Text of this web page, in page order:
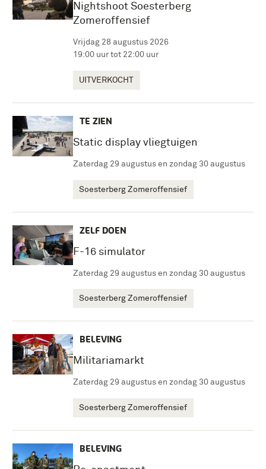
Nightshoot Soesterberg
Zomeroffensief
Vrijdag 28 augustus 2026
19:00 uur tot 22:00 uur
UITVERKOCHT
TE ZIEN
Static display vliegtuigen
Zaterdag 29 augustus en zondag 30 augustus
Soesterberg Zomeroffensief
ZELF DOEN
F-16 simulator
Zaterdag 29 augustus en zondag 30 augustus
Soesterberg Zomeroffensief
BELEVING
Militariamarkt
Zaterdag 29 augustus en zondag 30 augustus
Soesterberg Zomeroffensief
BELEVING